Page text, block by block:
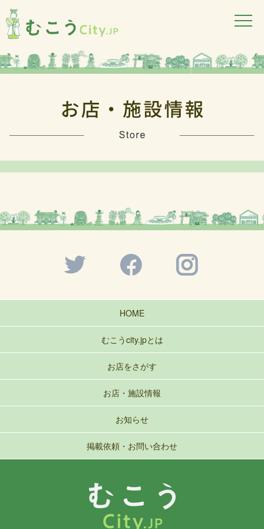
HOME
むこうcity.jpとは
お店をさがす
お店・施設情報
お知らせ
掲載依頼・お問い合わせ